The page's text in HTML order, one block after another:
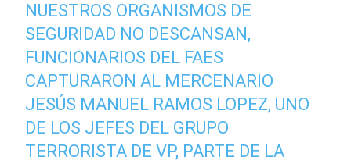
NUESTROS ORGANISMOS DE
SEGURIDAD NO DESCANSAN,
FUNCIONARIOS DEL FAES
CAPTURARON AL MERCENARIO
JESÚS MANUEL RAMOS LOPEZ, UNO
DE LOS JEFES DEL GRUPO
TERRORISTA DE VP, PARTE DE LA